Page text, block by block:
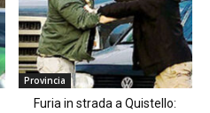
Provincia
Furia in strada a Quistello: